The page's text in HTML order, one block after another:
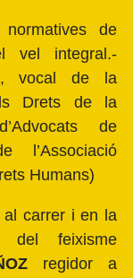
de
vel integral.-
vocal de la
Drets de la
de
l’Associació
Humans)
al carrer i en la
del feixisme
regidor a